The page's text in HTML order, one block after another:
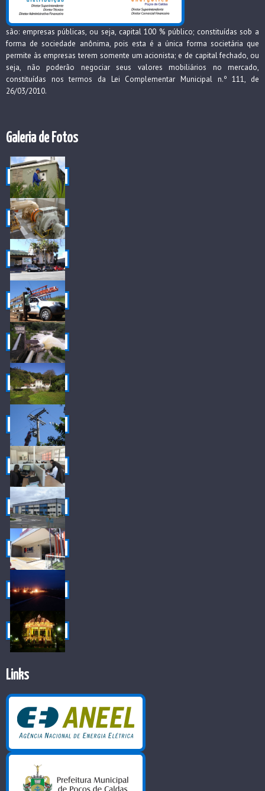
são: empresas públicas, ou seja, capital 100 % público; constituídas sob a
forma de sociedade anônima, pois esta é a única forma societária que
permite às empresas terem somente um acionista; e de capital fechado, ou
seja, não poderão negociar seus valores mobiliários no mercado,
constituídas nos termos da Lei Complementar Municipal n.º 111, de
26/03/2010.
Galeria de Fotos
Links